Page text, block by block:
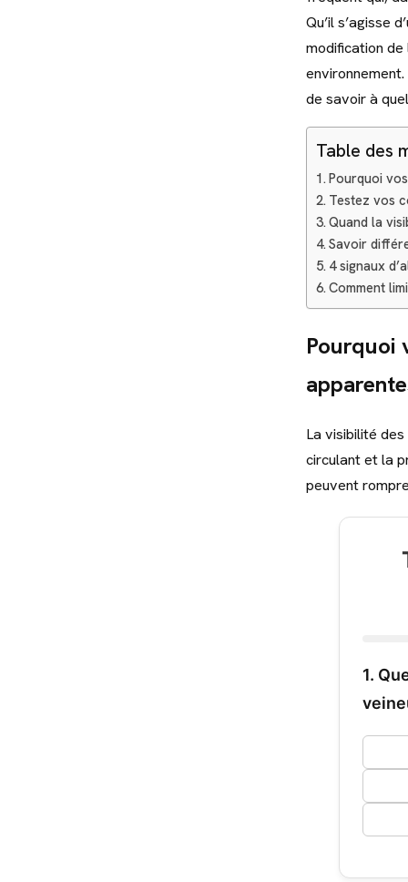
Qu’il s’agisse
modification
de savoir à
Table des
Pourquoi
Testez vos
Quand la
Savoir
4 signaux
Comment
Pourquoi
La visibilité
circulant et la
peuvent
1.